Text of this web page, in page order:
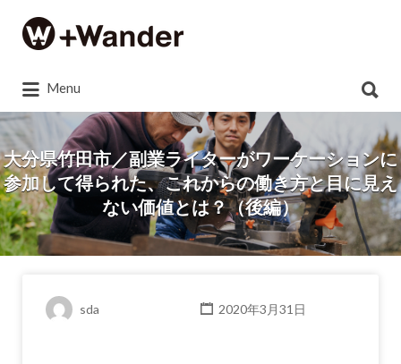
Search
for:
Menu
for:
大分県竹田市／副業ライターがワーケーションに
参加して得られた、これからの働き方と目に見え
ない価値とは？（後編）
sda 2020年3月31日